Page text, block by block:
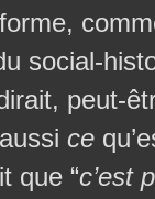
social-
peut-
ce
que “c’est